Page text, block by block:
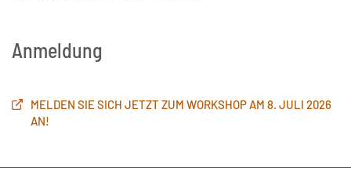
Anmeldung
MELDEN SIE SICH JETZT ZUM WORKSHOP AM 8. JULI 2026
AN!